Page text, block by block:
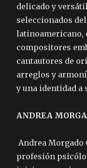
delicado y
seleccionados
latinoamericano,
compositores
cantautores de
arreglos y
y una identidad a
ANDREA
Andrea Morgado
profesión